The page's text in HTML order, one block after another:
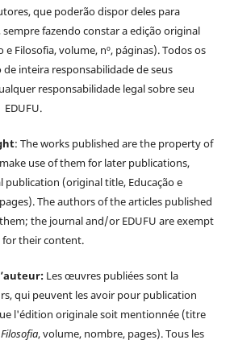
que poderão dispor deles para
fazendo constar a edição original
Filosofia, volume, nº, páginas). Todos os
inteira responsabilidade de seus
responsabilidade legal sobre seu
: The works published are the property of
use of them for later publications,
publication (original title, Educação e
The authors of the articles published
the journal and/or EDUFU are exempt
their content.
Les œuvres publiées sont la
qui peuvent les avoir pour publication
l'édition originale soit mentionnée (titre
, volume, nombre, pages). Tous les